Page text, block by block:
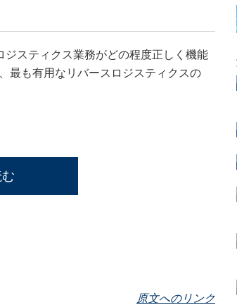
スティクス業務がどの程度正しく機能
最も有用なリバースロジスティクスの
原文へのリンク